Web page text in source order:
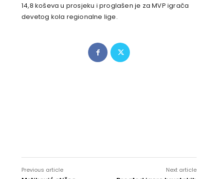
14,8 koševa u prosjeku i proglašen je za MVP igrača
devetog kola regionalne lige.
Previous article Next article